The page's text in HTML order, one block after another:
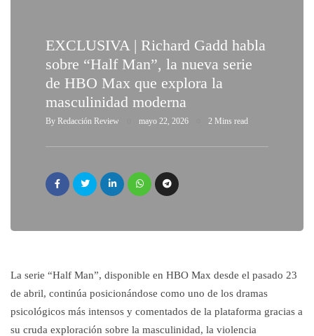
EXCLUSIVA | Richard Gadd habla
sobre “Half Man”, la nueva serie
de HBO Max que explora la
masculinidad moderna
By Redacción Review mayo 22, 2026 2 Mins read
La serie “Half Man”, disponible en HBO Max desde el pasado 23
de abril, continúa posicionándose como uno de los dramas
psicológicos más intensos y comentados de la plataforma gracias a
su cruda exploración sobre la masculinidad, la violencia